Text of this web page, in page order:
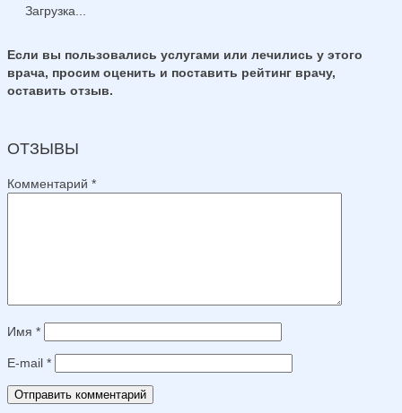
Загрузка...
Если вы пользовались услугами или лечились у этого
врача, просим оценить и поставить рейтинг врачу,
оставить отзыв.
ОТЗЫВЫ
Комментарий *
Имя *
E-mail *